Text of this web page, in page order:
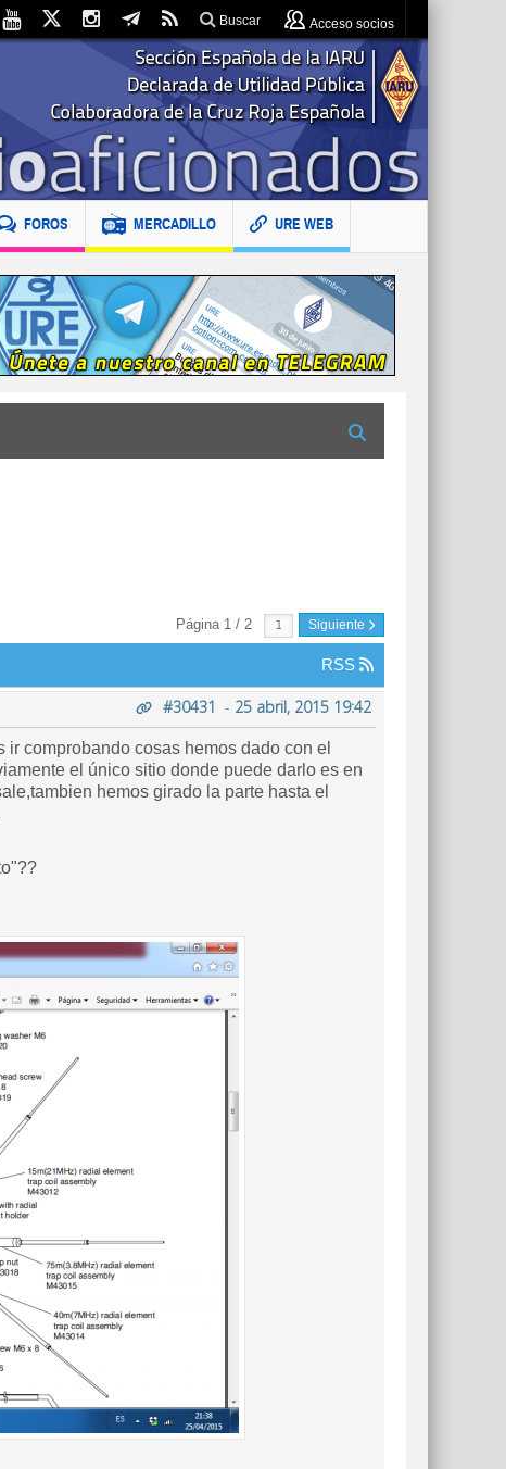
Buscar Acceso socios
FOROS MERCADILLO URE WEB
Página 1 / 2 Siguiente
RSS
#30431 - 25 abril, 2015 19:42
comprobando cosas hemos dado con el
el único sitio donde puede darlo es en
hemos girado la parte hasta el